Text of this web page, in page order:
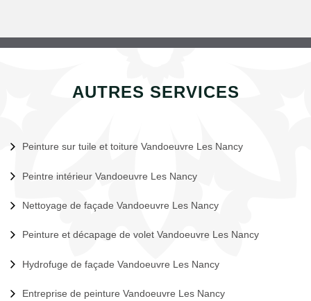
AUTRES SERVICES
Peinture sur tuile et toiture Vandoeuvre Les Nancy
Peintre intérieur Vandoeuvre Les Nancy
Nettoyage de façade Vandoeuvre Les Nancy
Peinture et décapage de volet Vandoeuvre Les Nancy
Hydrofuge de façade Vandoeuvre Les Nancy
Entreprise de peinture Vandoeuvre Les Nancy